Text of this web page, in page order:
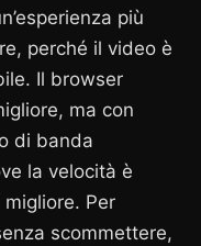
più
perché il video è
Il browser
ma con
di banda
la velocità è
migliore. Per
scommettere,